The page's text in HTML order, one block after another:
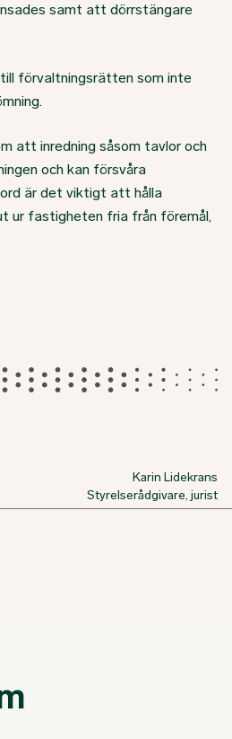
samt att dörrstängare
förvaltningsrätten som inte
att inredning såsom tavlor och
och kan försvåra
är det viktigt att hålla
ur fastigheten fria från föremål,
Karin Lidekrans
Styrelserådgivare, jurist